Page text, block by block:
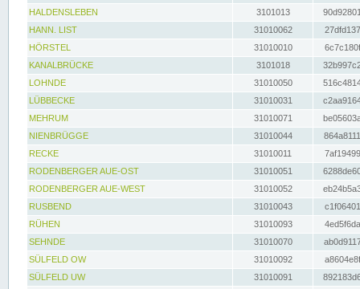
HALDENSLEBEN
3101013
HANN. LIST
31010062
HÖRSTEL
31010010
KANALBRÜCKE
3101018
LOHNDE
31010050
LÜBBECKE
31010031
MEHRUM
31010071
NIENBRÜGGE
31010044
RECKE
31010011
RODENBERGER AUE-OST
31010051
RODENBERGER AUE-WEST
31010052
RUSBEND
31010043
RÜHEN
31010093
SEHNDE
31010070
SÜLFELD OW
31010092
SÜLFELD UW
31010091